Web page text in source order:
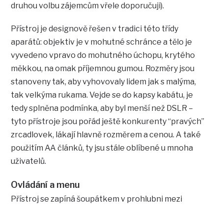
druhou volbu zájemcům vřele doporučuji).
Přístroj je designově řešen v tradici této třídy
aparátů: objektiv je v mohutné schránce a tělo je
vyvedeno vpravo do mohutného úchopu, krytého
měkkou, na omak příjemnou gumou. Rozměry jsou
stanoveny tak, aby vyhovovaly lidem jak s malýma,
tak velkýma rukama. Vejde se do kapsy kabátu, je
tedy splněna podmínka, aby byl menší než DSLR –
tyto přístroje jsou pořád ještě konkurenty “pravých”
zrcadlovek, lákají hlavně rozměrem a cenou. A také
použitím AA článků, ty jsu stále oblíbené u mnoha
uživatelů.
Ovládání a menu
Přístroj se zapíná šoupátkem v prohlubni mezi